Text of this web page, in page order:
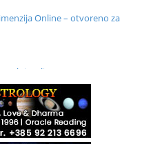
Online – otvoreno za
i Online
pranom (Basic Pranic